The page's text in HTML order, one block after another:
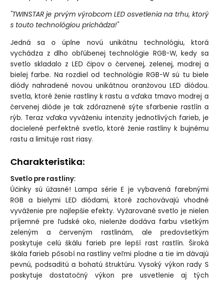
"TWINSTAR je prvým výrobcom LED osvetlenia na trhu, ktorý
s touto technológiou prichádza!"
Jedná sa o úplne novú unikátnu technológiu, ktorá
vychádza z dlho obľúbenej technológie RGB-W, kedy sa
svetlo skladalo z LED čipov o červenej, zelenej, modrej a
bielej farbe. Na rozdiel od technológie RGB-W sú tu biele
diódy nahradené novou unikátnou oranžovou LED diódou.
svetla, ktoré ženie rastliny k rastu a vďaka tmavo modrej a
červenej dióde je tak zdôraznené sýte sfarbenie rastlín a
rýb. Teraz vďaka vyváženiu intenzity jednotlivých farieb, je
docielené perfektné svetlo, ktoré ženie rastliny k bujnému
rastu a limituje rast riasy.
Charakteristika:
Svetlo pre rastliny:
Účinky sú úžasné! Lampa série E je vybavená farebnými
RGB a bielymi LED diódami, ktoré zachovávajú vhodné
vyváženie pre najlepšie efekty. Vyžarované svetlo je nielen
príjemné pre ľudské oko, nielenže dodáva farbu všetkým
zeleným a červeným rastlinám, ale predovšetkým
poskytuje celú škálu farieb pre lepší rast rastlín. Široká
škála farieb pôsobí na rastliny veľmi plodne a tie im dávajú
pevnú, podsaditú a bohatú štruktúru. Vysoký výkon rady S
poskytuje dostatočný výkon pre usvetlenie aj tých